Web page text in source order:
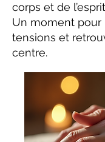
corps et de
Un moment pour
tensions et
centre.